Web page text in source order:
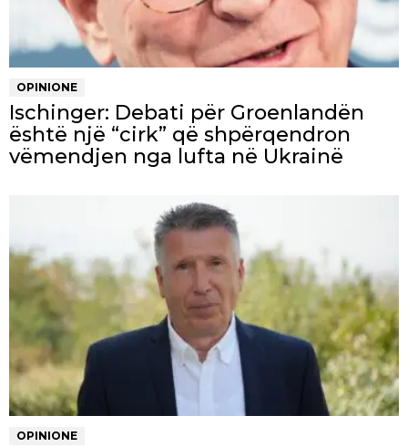
OPINIONE
Ischinger: Debati për Groenlandën
është një “cirk” që shpërqendron
vëmendjen nga lufta në Ukrainë
OPINIONE